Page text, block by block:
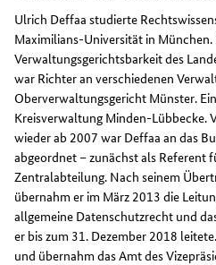
Ulrich Deffaa studierte
Maximilians-Universität in
Verwaltungsgerichtsbarkeit des
war Richter an verschiedenen
Oberverwaltungsgericht Münster.
Kreisverwaltung Minden-Lübbecke.
wieder ab 2007 war Deffaa an das
abgeordnet – zunächst als
Zentralabteilung. Nach seinem
übernahm er im März 2013 die
allgemeine Datenschutzrecht und
er bis zum 31. Dezember 2018
und übernahm das Amt des